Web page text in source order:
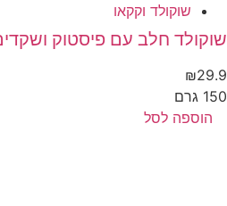
שוקולד וקקאו
חלב עם פיסטוק ושקדים
₪
גרם
הוספה לסל